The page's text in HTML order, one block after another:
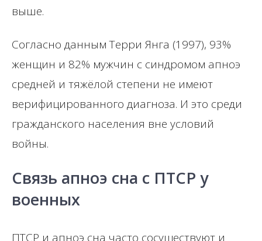
выше.
Согласно данным Терри Янга (1997), 93%
женщин и 82% мужчин с синдромом апноэ
средней и тяжёлой степени не имеют
верифицированного диагноза. И это среди
гражданского населения вне условий
войны.
Связь апноэ сна с ПТСР у
военных
ПТСР и апноэ сна часто сосуществуют и